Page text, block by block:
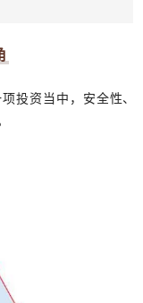
投资当中，安全性、